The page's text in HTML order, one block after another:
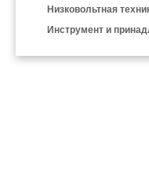
Низковольтная
Инструмент и